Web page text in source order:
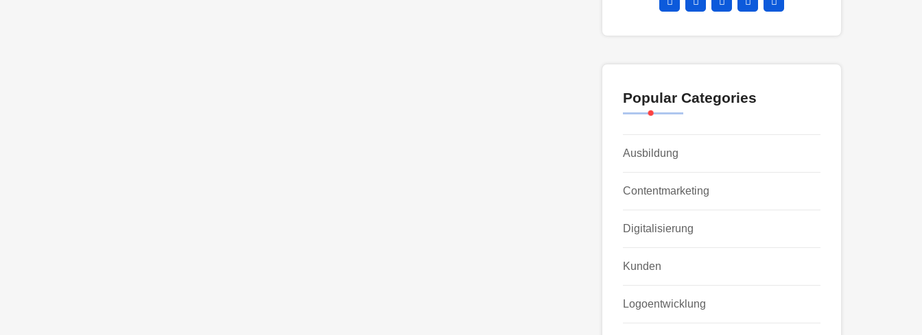
Popular Categories
Ausbildung
Contentmarketing
Digitalisierung
Kunden
Logoentwicklung